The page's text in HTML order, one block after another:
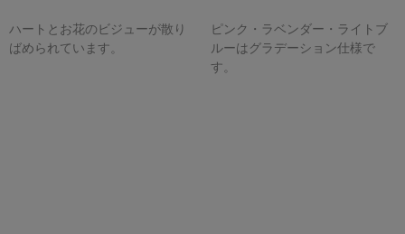
ハートとお花のビジューが散り
ばめられています。
ピンク・ラベンダー・ライトブ
ルーは グラデーション仕様で
す。